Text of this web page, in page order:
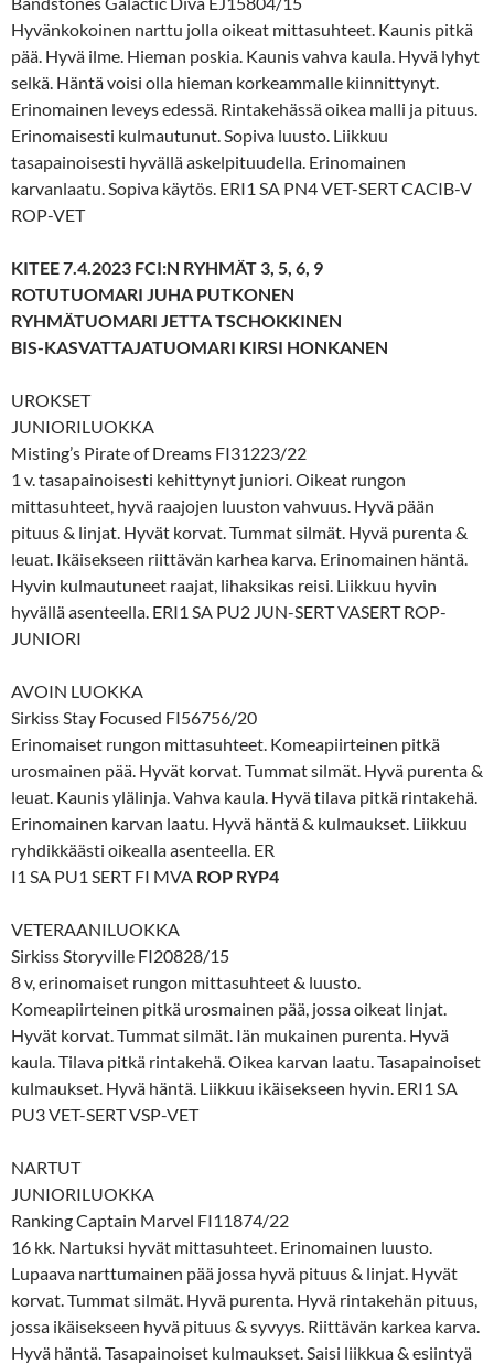
Hyvänkokoinen narttu jolla oikeat mittasuhteet. Kaunis pitkä
pää. Hyvä ilme. Hieman poskia. Kaunis vahva kaula. Hyvä lyhyt
selkä. Häntä voisi olla hieman korkeammalle kiinnittynyt.
Erinomainen leveys edessä. Rintakehässä oikea malli ja pituus.
Erinomaisesti kulmautunut. Sopiva luusto. Liikkuu
tasapainoisesti hyvällä askelpituudella. Erinomainen
karvanlaatu. Sopiva käytös. ERI1 SA PN4 VET-SERT CACIB-V
ROP-VET
KITEE 7.4.2023 FCI:N RYHMÄT 3, 5, 6, 9
ROTUTUOMARI JUHA PUTKONEN
RYHMÄTUOMARI JETTA TSCHOKKINEN
BIS-KASVATTAJATUOMARI KIRSI HONKANEN
UROKSET
JUNIORILUOKKA
Misting’s Pirate of Dreams FI31223/22
1 v. tasapainoisesti kehittynyt juniori. Oikeat rungon
mittasuhteet, hyvä raajojen luuston vahvuus. Hyvä pään
pituus & linjat. Hyvät korvat. Tummat silmät. Hyvä purenta &
leuat. Ikäisekseen riittävän karhea karva. Erinomainen häntä.
Hyvin kulmautuneet raajat, lihaksikas reisi. Liikkuu hyvin
hyvällä asenteella. ERI1 SA PU2 JUN-SERT VASERT ROP-
JUNIORI
AVOIN LUOKKA
Sirkiss Stay Focused FI56756/20
Erinomaiset rungon mittasuhteet. Komeapiirteinen pitkä
urosmainen pää. Hyvät korvat. Tummat silmät. Hyvä purenta &
leuat. Kaunis ylälinja. Vahva kaula. Hyvä tilava pitkä rintakehä.
Erinomainen karvan laatu. Hyvä häntä & kulmaukset. Liikkuu
ryhdikkäästi oikealla asenteella. ER
I1 SA PU1 SERT FI MVA ROP RYP4
VETERAANILUOKKA
Sirkiss Storyville FI20828/15
8 v, erinomaiset rungon mittasuhteet & luusto.
Komeapiirteinen pitkä urosmainen pää, jossa oikeat linjat.
Hyvät korvat. Tummat silmät. Iän mukainen purenta. Hyvä
kaula. Tilava pitkä rintakehä. Oikea karvan laatu. Tasapainoiset
kulmaukset. Hyvä häntä. Liikkuu ikäisekseen hyvin. ERI1 SA
PU3 VET-SERT VSP-VET
NARTUT
JUNIORILUOKKA
Ranking Captain Marvel FI11874/22
16 kk. Nartuksi hyvät mittasuhteet. Erinomainen luusto.
Lupaava narttumainen pää jossa hyvä pituus & linjat. Hyvät
korvat. Tummat silmät. Hyvä purenta. Hyvä rintakehän pituus,
jossa ikäisekseen hyvä pituus & syvyys. Riittävän karkea karva.
Hyvä häntä. Tasapainoiset kulmaukset. Saisi liikkua & esiintyä